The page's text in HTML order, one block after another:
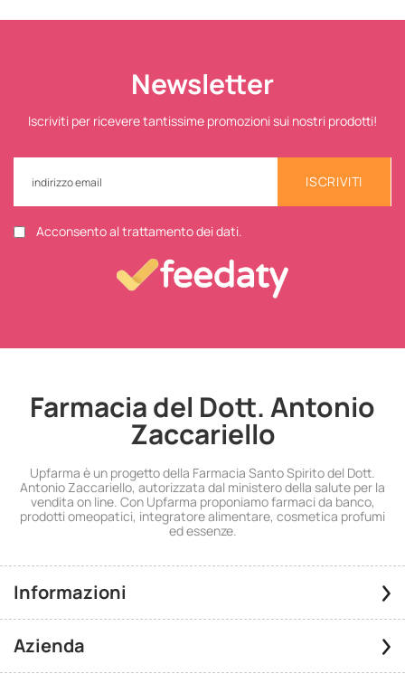
Newsletter
Iscriviti per ricevere tantissime promozioni sui nostri prodotti!
ISCRIVITI
Acconsento al trattamento dei dati.
Farmacia del Dott. Antonio
Zaccariello
Upfarma è un progetto della Farmacia Santo Spirito del Dott.
Antonio Zaccariello, autorizzata dal ministero della salute per la
vendita on line. Con Upfarma proponiamo farmaci da banco,
prodotti omeopatici, integratore alimentare, cosmetica profumi
ed essenze.
Informazioni
Azienda